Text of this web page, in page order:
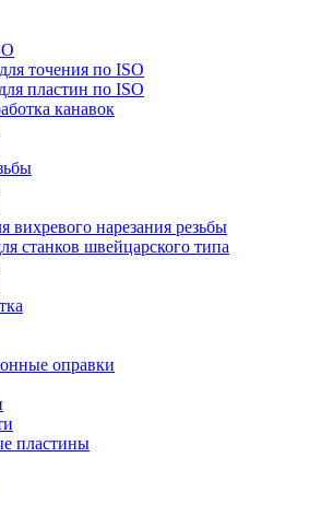
точения по ISO
пластин по ISO
канавок
вихревого нарезания резьбы
станков швейцарского типа
оправки
пластины